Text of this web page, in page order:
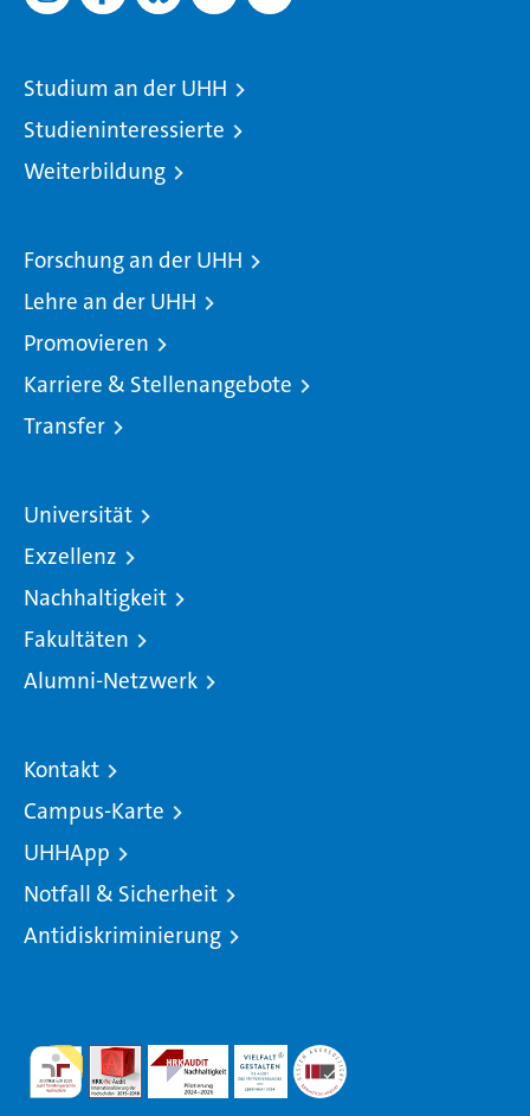
Studium an der UHH
Studieninteressierte
Weiterbildung
Forschung an der UHH
Lehre an der UHH
Promovieren
Karriere & Stellenangebote
Transfer
Universität
Exzellenz
Nachhaltigkeit
Fakultäten
Alumni-Netzwerk
Kontakt
Campus-Karte
UHHApp
Notfall & Sicherheit
Antidiskriminierung